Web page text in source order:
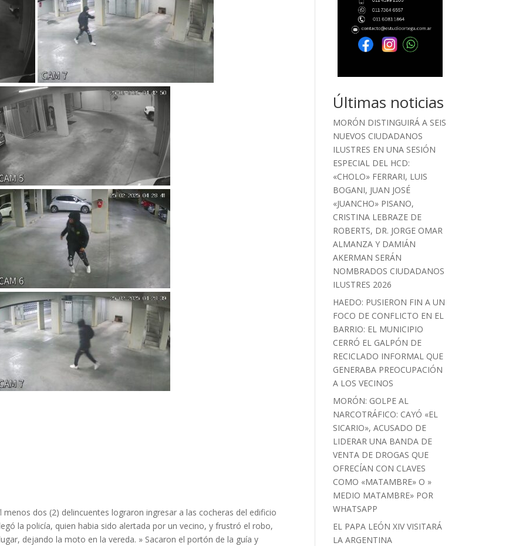
menos dos (2) delincuentes lograron ingresar a las cocheras del edificio
la policía, quien habia sido alertada por un vecino, y frustró el robo,
dejando la moto en la vereda. » Sacaron el portón de la guía y
Últimas noticias
MORÓN DISTINGUIRÁ A SEIS
NUEVOS CIUDADANOS
ILUSTRES EN UNA SESIÓN
ESPECIAL DEL HCD:
«CHOLO» FERRARI, LUIS
BOGANI, JUAN JOSÉ
«JUANCHO» PISANO,
CRISTINA LEBRAZE DE
ROBERTS, DR. JORGE OMAR
ALMANZA Y DAMIÁN
AKERMAN SERÁN
NOMBRADOS CIUDADANOS
ILUSTRES 2026
HAEDO: PUSIERON FIN A UN
FOCO DE CONFLICTO EN EL
BARRIO: EL MUNICIPIO
CERRÓ EL GALPÓN DE
RECICLADO INFORMAL QUE
GENERABA PREOCUPACIÓN
A LOS VECINOS
MORÓN: GOLPE AL
NARCOTRÁFICO: CAYÓ «EL
SICARIO», ACUSADO DE
LIDERAR UNA BANDA DE
VENTA DE DROGAS QUE
OFRECÍAN CON CLAVES
COMO «MATAMBRE» O »
MEDIO MATAMBRE» POR
WHATSAPP
EL PAPA LEÓN XIV VISITARÁ
LA ARGENTINA